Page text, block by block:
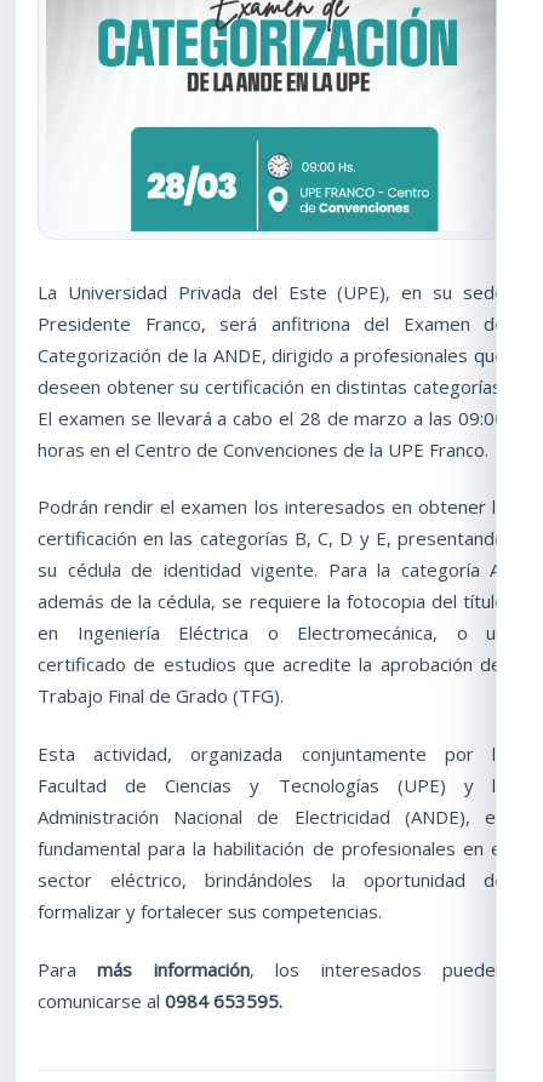
La Universidad Privada del Este (UPE), en su sede
Presidente Franco, será anfitriona del Examen de
Categorización de la ANDE, dirigido a profesionales que
deseen obtener su certificación en distintas categorías.
El examen se llevará a cabo el 28 de marzo a las 09:00
horas en el Centro de Convenciones de la UPE Franco.
Podrán rendir el examen los interesados en obtener la
certificación en las categorías B, C, D y E, presentando
su cédula de identidad vigente. Para la categoría A,
además de la cédula, se requiere la fotocopia del título
en Ingeniería Eléctrica o Electromecánica, o un
certificado de estudios que acredite la aprobación del
Trabajo Final de Grado (TFG).
Esta actividad, organizada conjuntamente por la
Facultad de Ciencias y Tecnologías (UPE) y la
Administración Nacional de Electricidad (ANDE), es
fundamental para la habilitación de profesionales en el
sector eléctrico, brindándoles la oportunidad de
formalizar y fortalecer sus competencias.
Paramás información, los interesados pueden
comunicarse al 0984 653595.